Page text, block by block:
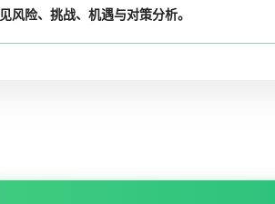
风险、挑战、机遇与对策分析。